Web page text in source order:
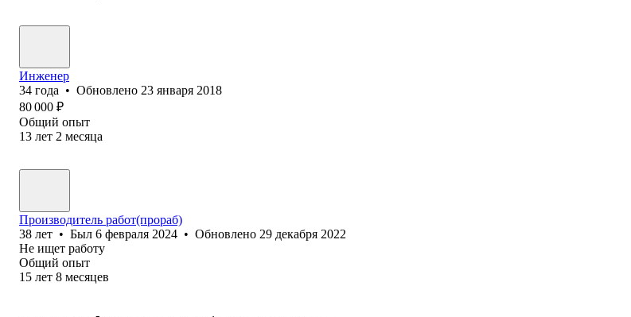
Инженер
34 года • Обновлено 23 января 2018
80 000 ₽
Общий опыт
13 лет 2 месяца
Производитель работ(прораб)
38 лет • Был 6 февраля 2024 • Обновлено 29 декабря 2022
Не ищет работу
Общий опыт
15 лет 8 месяцев